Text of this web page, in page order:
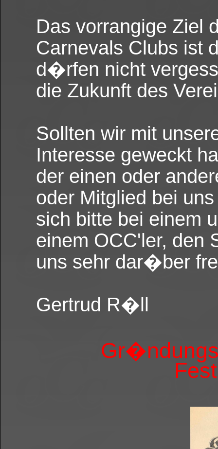
Das vorrangige Ziel
Carnevals Clubs ist
d�rfen nicht
die Zukunft des
Sollten wir mit
Interesse geweckt
der einen oder
oder Mitglied bei
sich bitte bei einem
einem OCC'ler, den
uns sehr dar�ber
Gertrud R�ll